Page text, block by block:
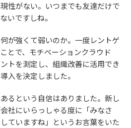
性がない。いつまでも友達だけで
いですしね。
が強くて弱いのか。一度レントゲ
とで、モチベーションクラウド
トを測定し、組織改善に活用でき
入を決定しました。
るという自信はありました。新し
社にいらっしゃる度に「みなさ
ていますね」というお言葉をいた